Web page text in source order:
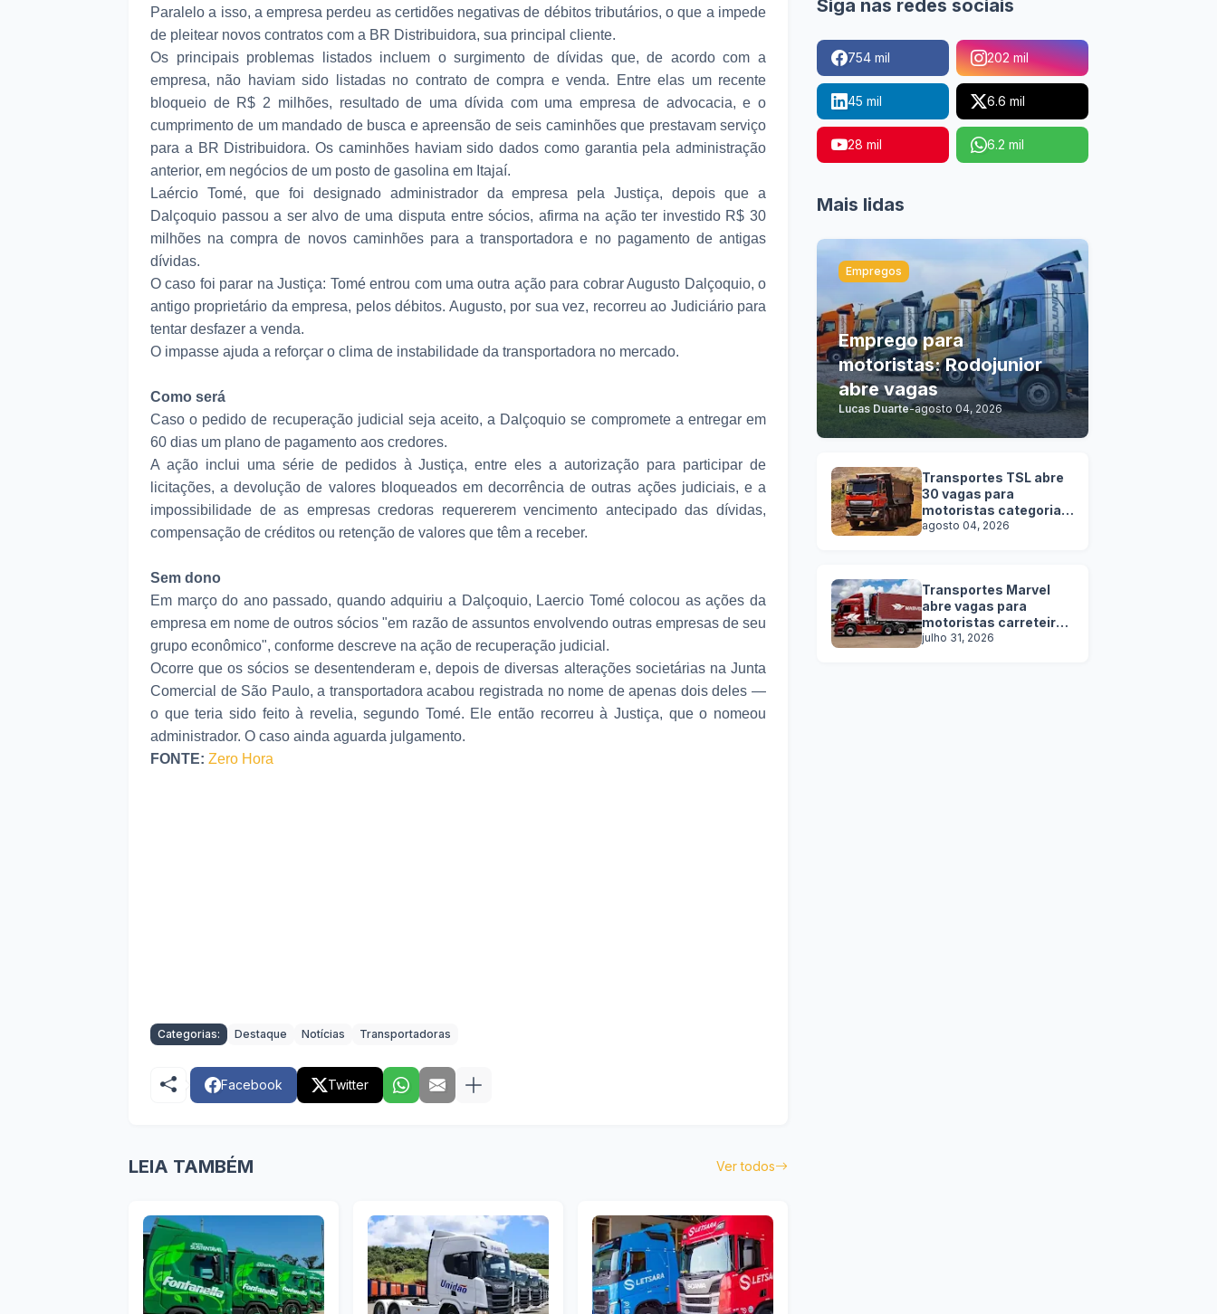
Paralelo a isso, a empresa perdeu as certidões negativas de débitos tributários, o que a impede
de pleitear novos contratos com a BR Distribuidora, sua principal cliente.
Os principais problemas listados incluem o surgimento de dívidas que, de acordo com a
empresa, não haviam sido listadas no contrato de compra e venda. Entre elas um recente
bloqueio de R$ 2 milhões, resultado de uma dívida com uma empresa de advocacia, e o
cumprimento de um mandado de busca e apreensão de seis caminhões que prestavam serviço
para a BR Distribuidora. Os caminhões haviam sido dados como garantia pela administração
anterior, em negócios de um posto de gasolina em Itajaí.
Laércio Tomé, que foi designado administrador da empresa pela Justiça, depois que a
Dalçoquio passou a ser alvo de uma disputa entre sócios, afirma na ação ter investido R$ 30
milhões na compra de novos caminhões para a transportadora e no pagamento de antigas
dívidas.
O caso foi parar na Justiça: Tomé entrou com uma outra ação para cobrar Augusto Dalçoquio, o
antigo proprietário da empresa, pelos débitos. Augusto, por sua vez, recorreu ao Judiciário para
tentar desfazer a venda.
O impasse ajuda a reforçar o clima de instabilidade da transportadora no mercado.
Como será
Caso o pedido de recuperação judicial seja aceito, a Dalçoquio se compromete a entregar em
60 dias um plano de pagamento aos credores.
A ação inclui uma série de pedidos à Justiça, entre eles a autorização para participar de
licitações, a devolução de valores bloqueados em decorrência de outras ações judiciais, e a
impossibilidade de as empresas credoras requererem vencimento antecipado das dívidas,
compensação de créditos ou retenção de valores que têm a receber.
Sem dono
Em março do ano passado, quando adquiriu a Dalçoquio, Laercio Tomé colocou as ações da
empresa em nome de outros sócios "em razão de assuntos envolvendo outras empresas de seu
grupo econômico", conforme descreve na ação de recuperação judicial.
Ocorre que os sócios se desentenderam e, depois de diversas alterações societárias na Junta
Comercial de São Paulo, a transportadora acabou registrada no nome de apenas dois deles —
o que teria sido feito à revelia, segundo Tomé. Ele então recorreu à Justiça, que o nomeou
administrador. O caso ainda aguarda julgamento.
FONTE: Zero Hora
Categorias: Destaque Notícias Transportadoras
Facebook Twitter
LEIA TAMBÉM Ver todos
Siga nas redes sociais
754 mil 202 mil
45 mil 6.6 mil
28 mil 6.2 mil
Mais lidas
Empregos
Emprego para
motoristas: Rodojunior
abre vagas
Lucas Duarte-agosto 04, 2026
Transportes TSL abre
30 vagas para
motoristas categoria D
e E
agosto 04, 2026
Transportes Marvel
abre vagas para
motoristas carreteiros
SEM EXPERIÊNCIA
julho 31, 2026